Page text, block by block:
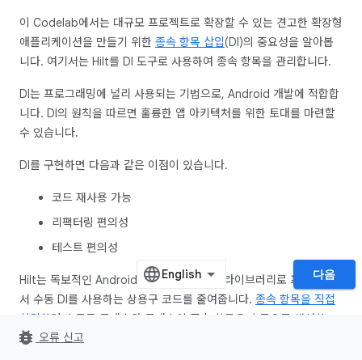
이 Codelab에서는 대규모 프로젝트로 확장할 수 있는 견고한 확장형
애플리케이션을 만들기 위한 종속 항목 삽입(DI)의 중요성을 알아봅
니다. 여기서는 Hilt를 DI 도구로 사용하여 종속 항목을 관리합니다.
DI는 프로그래밍에 널리 사용되는 기법으로, Android 개발에 적합합
니다. DI의 원칙을 따르면 훌륭한 앱 아키텍처를 위한 토대를 마련할
수 있습니다.
DI를 구현하면 다음과 같은 이점이 있습니다.
코드 재사용 가능
리팩터링 편의성
테스트 편의성
Hilt는 독보적인 Android용 종속 항목 삽입 라이브러리로 프로젝트에
서 수동 DI를 사용하는 상용구 코드를 줄여줍니다. 종속 항목을 직접
삽입 하려면 모든 클래스와 클래스의 종속 항목을 수동으로 생성하고
컨테이너를 사용하여 종속 항목을 재사용하고 관리해야 합니다.
다음
bug_report 오류 신고